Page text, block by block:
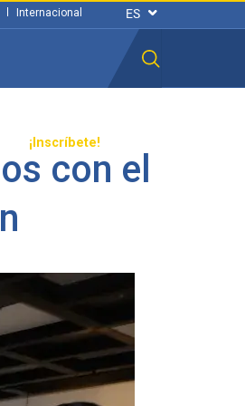
¡Inscríbete!
Internacional
con el